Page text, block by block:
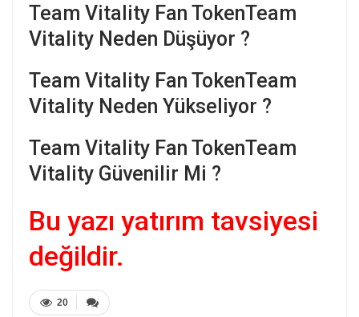
Team Vitality Fan TokenTeam
Vitality Neden Düşüyor ?
Team Vitality Fan TokenTeam
Vitality Neden Yükseliyor ?
Team Vitality Fan TokenTeam
Vitality Güvenilir Mi ?
Bu yazı yatırım tavsiyesi
değildir.
20